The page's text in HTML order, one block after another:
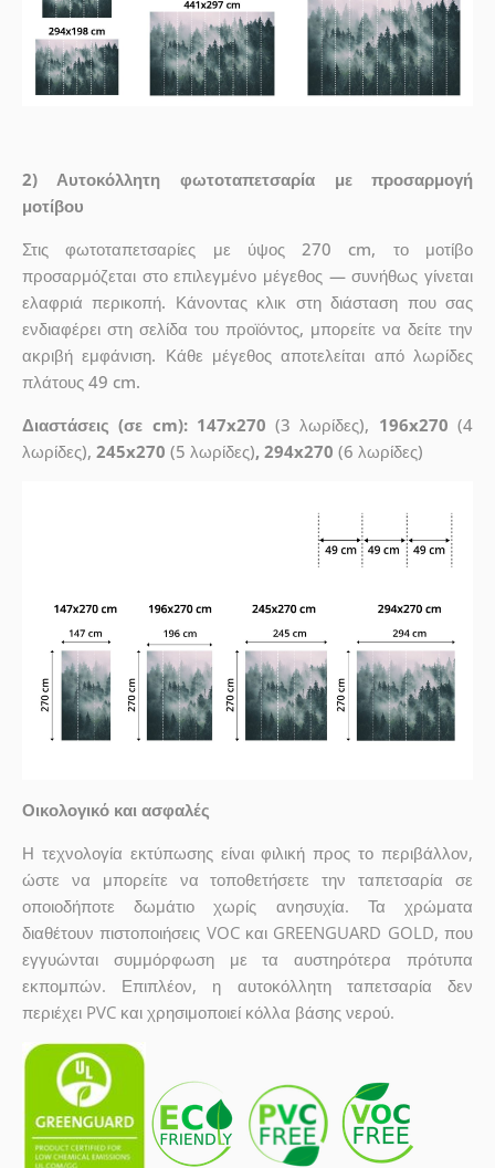
2) Αυτοκόλλητη φωτοταπετσαρία με προσαρμογή
μοτίβου
Στις φωτοταπετσαρίες με ύψος 270 cm, το μοτίβο
προσαρμόζεται στο επιλεγμένο μέγεθος — συνήθως γίνεται
ελαφριά περικοπή. Κάνοντας κλικ στη διάσταση που σας
ενδιαφέρει στη σελίδα του προϊόντος, μπορείτε να δείτε την
ακριβή εμφάνιση. Κάθε μέγεθος αποτελείται από λωρίδες
πλάτους 49 cm.
Διαστάσεις (σε cm): 147x270 (3 λωρίδες), 196x270 (4
λωρίδες), 245x270 (5 λωρίδες), 294x270 (6 λωρίδες)
Οικολογικό και ασφαλές
Η τεχνολογία εκτύπωσης είναι φιλική προς το περιβάλλον,
ώστε να μπορείτε να τοποθετήσετε την ταπετσαρία σε
οποιοδήποτε δωμάτιο χωρίς ανησυχία. Τα χρώματα
διαθέτουν πιστοποιήσεις VOC και GREENGUARD GOLD, που
εγγυώνται συμμόρφωση με τα αυστηρότερα πρότυπα
εκπομπών. Επιπλέον, η αυτοκόλλητη ταπετσαρία δεν
περιέχει PVC και χρησιμοποιεί κόλλα βάσης νερού.